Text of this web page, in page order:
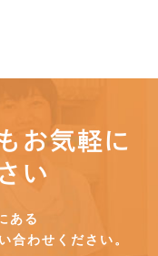
お気軽に
い
ある
合わせください。